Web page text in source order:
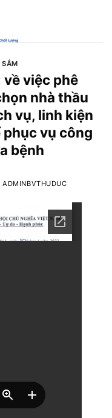
việc phê
nhà thầu
vụ, linh kiện
vụ công
bệnh
ADMINBVTHUDUC